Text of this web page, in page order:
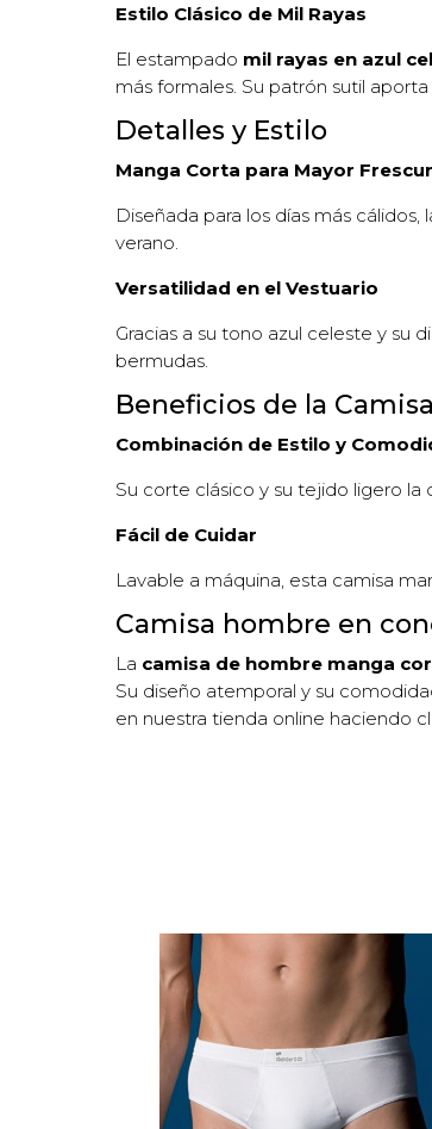
Estilo Clásico de Mil Rayas
El estampado mil rayas en azul
más formales. Su patrón sutil
Detalles y Estilo
Manga Corta para Mayor
Diseñada para los días más cálidos,
verano.
Versatilidad en el Vestuario
Gracias a su tono azul celeste y su
bermudas.
Beneficios de la
Combinación de Estilo y
Su corte clásico y su tejido ligero la
Fácil de Cuidar
Lavable a máquina, esta camisa
Camisa hombre en
La camisa de hombre manga
Su diseño atemporal y su
en nuestra tienda online haciendo